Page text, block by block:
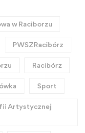
w Raciborzu
PWSZRacibórz
Racibórz
Sport
Artystycznej